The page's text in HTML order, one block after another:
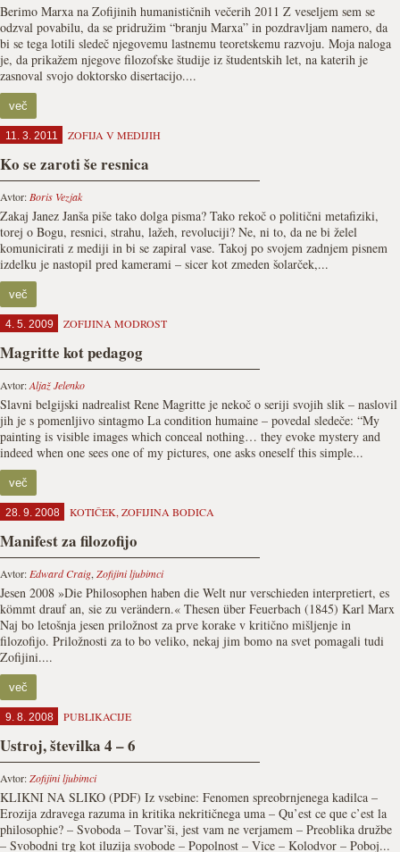
Berimo Marxa na Zofijinih humanističnih večerih 2011 Z veseljem sem se
odzval povabilu, da se pridružim “branju Marxa” in pozdravljam namero, da
bi se tega lotili sledeč njegovemu lastnemu teoretskemu razvoju. Moja naloga
je, da prikažem njegove filozofske študije iz študentskih let, na katerih je
zasnoval svojo doktorsko disertacijo....
več
11. 3. 2011 ZOFIJA V MEDIJIH
Ko se zaroti še resnica
Avtor: Boris Vezjak
Zakaj Janez Janša piše tako dolga pisma? Tako rekoč o politični metafiziki,
torej o Bogu, resnici, strahu, lažeh, revoluciji? Ne, ni to, da ne bi želel
komunicirati z mediji in bi se zapiral vase. Takoj po svojem zadnjem pisnem
izdelku je nastopil pred kamerami – sicer kot zmeden šolarček,...
več
4. 5. 2009 ZOFIJINA MODROST
Magritte kot pedagog
Avtor:Aljaž Jelenko
Slavni belgijski nadrealist Rene Magritte je nekoč o seriji svojih slik – naslovil
jih je s pomenljivo sintagmo La condition humaine – povedal sledeče: “My
painting is visible images which conceal nothing… they evoke mystery and
indeed when one sees one of my pictures, one asks oneself this simple...
več
28. 9. 2008 KOTIČEK, ZOFIJINA BODICA
Manifest za filozofijo
Avtor: Edward Craig, Zofijini ljubimci
Jesen 2008 »Die Philosophen haben die Welt nur verschieden interpretiert, es
kömmt drauf an, sie zu verändern.« Thesen über Feuerbach (1845) Karl Marx
Naj bo letošnja jesen priložnost za prve korake v kritično mišljenje in
filozofijo. Priložnosti za to bo veliko, nekaj jim bomo na svet pomagali tudi
Zofijini....
več
9. 8. 2008 PUBLIKACIJE
Ustroj, številka 4 – 6
Avtor:Zofijini ljubimci
KLIKNI NA SLIKO (PDF) Iz vsebine: Fenomen spreobrnjenega kadilca –
Erozija zdravega razuma in kritika nekritičnega uma – Qu’est ce que c’est la
philosophie? – Svoboda – Tovar’ši, jest vam ne verjamem – Preoblika družbe
– Svobodni trg kot iluzija svobode – Popolnost – Vice – Kolodvor – Poboj...